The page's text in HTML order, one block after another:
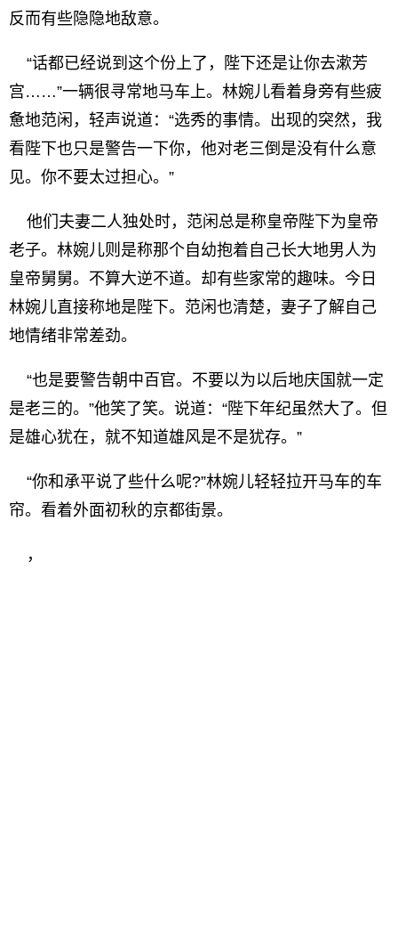
反而有些隐隐地敌意。
“话都已经说到这个份上了，陛下还是让你去漱芳
宫……”一辆很寻常地马车上。林婉儿看着身旁有些疲
惫地范闲，轻声说道：“选秀的事情。出现的突然，我
看陛下也只是警告一下你，他对老三倒是没有什么意
见。你不要太过担心。”
他们夫妻二人独处时，范闲总是称皇帝陛下为皇帝
老子。林婉儿则是称那个自幼抱着自己长大地男人为
皇帝舅舅。不算大逆不道。却有些家常的趣味。今日
林婉儿直接称地是陛下。范闲也清楚，妻子了解自己
地情绪非常差劲。
“也是要警告朝中百官。不要以为以后地庆国就一定
是老三的。”他笑了笑。说道：“陛下年纪虽然大了。但
是雄心犹在，就不知道雄风是不是犹存。”
“你和承平说了些什么呢?”林婉儿轻轻拉开马车的车
帘。看着外面初秋的京都街景。
，